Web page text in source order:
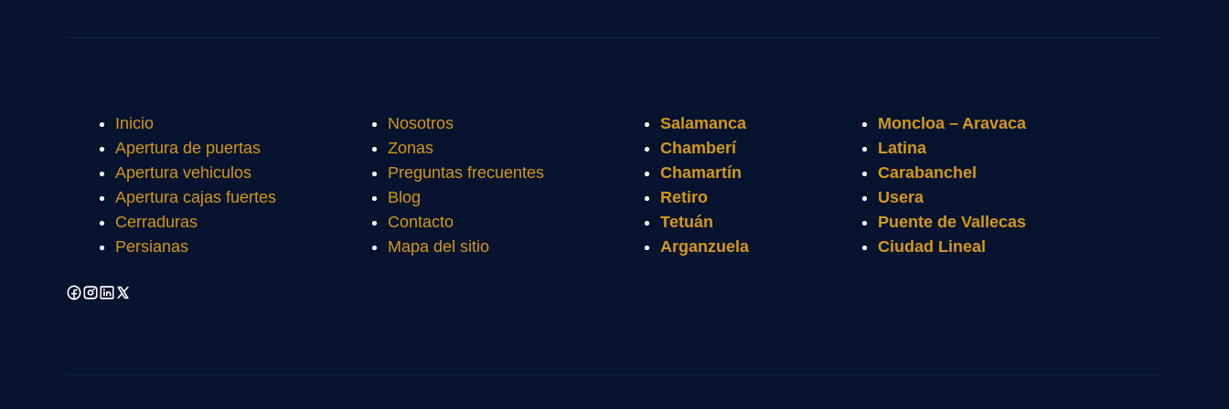
Inicio
Apertura de puertas
Apertura vehiculos
Apertura cajas fuertes
Cerraduras
Persianas
Nosotros
Zonas
Preguntas frecuentes
Blog
Contacto
Mapa del sitio
Salamanca
Chamberí
Chamartín
Retiro
Tetuán
Arganzuela
Moncloa – Aravaca
Latina
Carabanchel
Usera
Puente de Vallecas
Ciudad Lineal